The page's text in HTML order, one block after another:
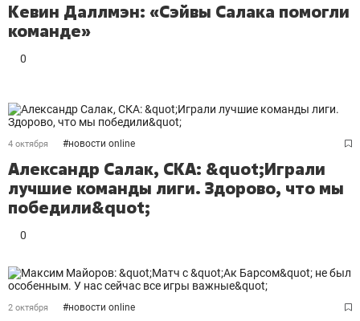
Кевин Даллмэн: «Сэйвы Салака помогли
команде»
0
4 октября #новости online
Александр Салак, СКА: &quot;Играли
лучшие команды лиги. Здорово, что мы
победили&quot;
0
2 октября #новости online